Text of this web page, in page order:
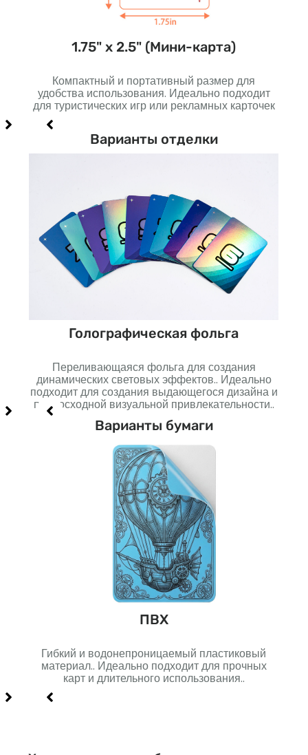
1.75" х 2.5" (Мини-карта)
Компактный и портативный размер для
удобства использования. Идеально подходит
для туристических игр или рекламных карточек
Варианты отделки
Голографическая фольга
Переливающаяся фольга для создания
динамических световых эффектов.. Идеально
подходит для создания выдающегося дизайна и
превосходной визуальной привлекательности..
Варианты бумаги
ПВХ
Гибкий и водонепроницаемый пластиковый
материал.. Идеально подходит для прочных
карт и длительного использования..